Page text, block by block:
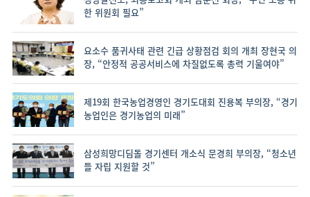
한 위원회 필요”
요소수 품귀사태 관련 긴급 상황점검 회의 개최 장현국 의
장, “안정적 공공서비스에 차질없도록 총력 기울여야”
제19회 한국농업경영인 경기도대회 진용복 부의장, “경기
농업인은 경기농업의 미래”
삼성희망디딤돌 경기센터 개소식 문경희 부의장, “청소년
들 자립 지원할 것”